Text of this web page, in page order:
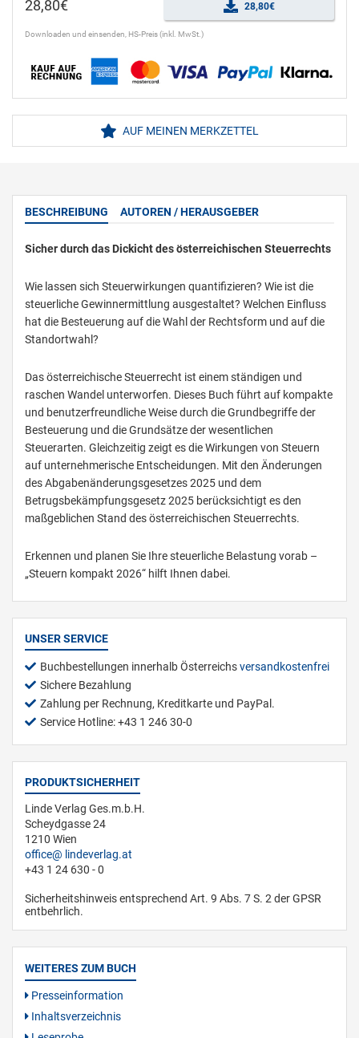
28,80€ 28,80€
Downloaden und einsenden, HS-Preis (inkl. MwSt.)
AUF MEINEN MERKZETTEL
BESCHREIBUNG AUTOREN / HERAUSGEBER
Sicher durch das Dickicht des österreichischen Steuerrechts
Wie lassen sich Steuerwirkungen quantifizieren? Wie ist die
steuerliche Gewinnermittlung ausgestaltet? Welchen Einfluss
hat die Besteuerung auf die Wahl der Rechtsform und auf die
Standortwahl?
Das österreichische Steuerrecht ist einem ständigen und
raschen Wandel unterworfen. Dieses Buch führt auf kompakte
und benutzerfreundliche Weise durch die Grundbegriffe der
Besteuerung und die Grundsätze der wesentlichen
Steuerarten. Gleichzeitig zeigt es die Wirkungen von Steuern
auf unternehmerische Entscheidungen. Mit den Änderungen
des Abgabenänderungsgesetzes 2025 und dem
Betrugsbekämpfungsgesetz 2025 berücksichtigt es den
maßgeblichen Stand des österreichischen Steuerrechts.
Erkennen und planen Sie Ihre steuerliche Belastung vorab –
„Steuern kompakt 2026“ hilft Ihnen dabei.
UNSER SERVICE
Buchbestellungen innerhalb Österreichsversandkostenfrei
Sichere Bezahlung
Zahlung per Rechnung, Kreditkarte und PayPal.
Service Hotline: +43 1 246 30-0
PRODUKTSICHERHEIT
Linde Verlag Ges.m.b.H.
Scheydgasse 24
1210 Wien
office
lindeverlag.at
+43 1 24 630 - 0
Sicherheitshinweis entsprechend Art. 9 Abs. 7 S. 2 der GPSR
entbehrlich.
WEITERES ZUM BUCH
Presseinformation
Inhaltsverzeichnis